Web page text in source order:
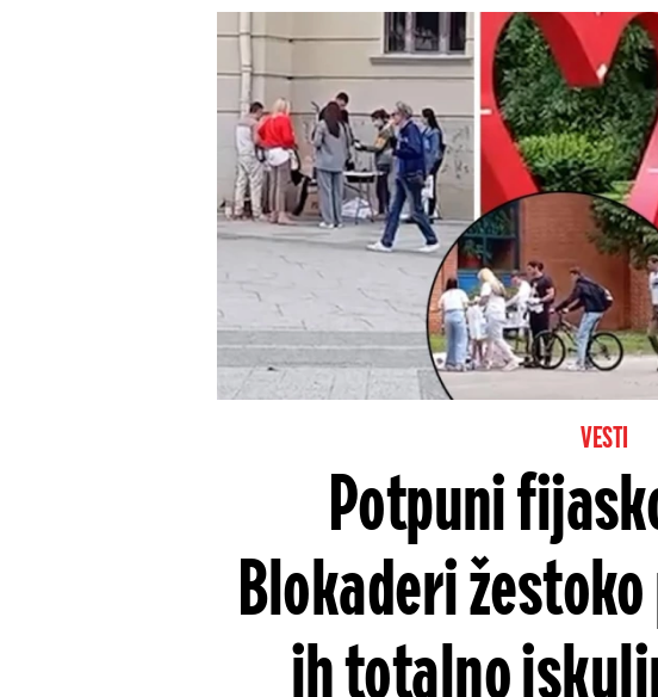
VESTI
Potpuni
Blokaderi
ih totalno